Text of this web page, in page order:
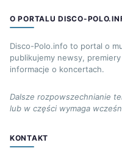
O PORTALU DISCO-
Disco-Polo.info to portal o
publikujemy newsy,
informacje o koncertach.
Dalsze rozpowszechnianie
lub w części wymaga
KONTAKT